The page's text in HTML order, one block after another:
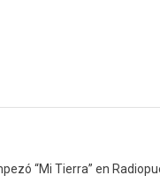
“Mi Tierra” en